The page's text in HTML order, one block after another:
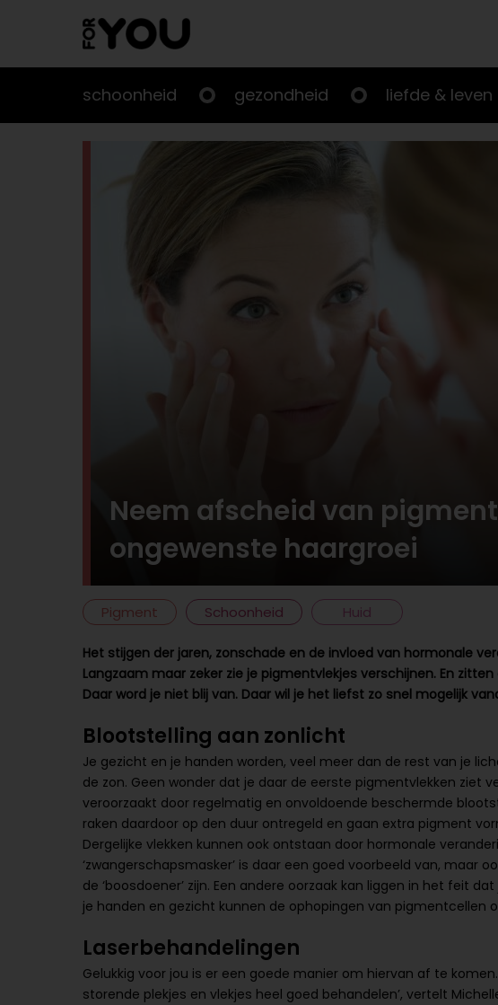
schoonheid gezondheid liefde & leven
Neem afscheid van
ongewenste haargroei
Pigment Schoonheid Huid
Het stijgen der jaren, zonschade en de invloed van hormonale
Langzaam maar zeker zie je pigmentvlekjes verschijnen. En
Daar word je niet blij van. Daar wil je het liefst zo snel mogelijk
Blootstelling aan zonlicht
Je gezicht en je handen worden, veel meer dan de rest van je
de zon. Geen wonder dat je daar de eerste pigmentvlekken ziet
veroorzaakt door regelmatig en onvoldoende beschermde
raken daardoor op den duur ontregeld en gaan extra pigment
Dergelijke vlekken kunnen ook ontstaan door hormonale
‘zwangerschapsmasker’ is daar een goed voorbeeld van, maar
de ‘boosdoener’ zijn. Een andere oorzaak kan liggen in het feit
je handen en gezicht kunnen de ophopingen van pigmentcellen
Laserbehandelingen
Gelukkig voor jou is er een goede manier om hiervan af te
storende plekjes en vlekjes heel goed behandelen’, vertelt